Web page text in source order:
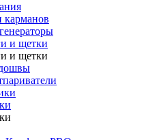
карманов
и щетки
и щетки